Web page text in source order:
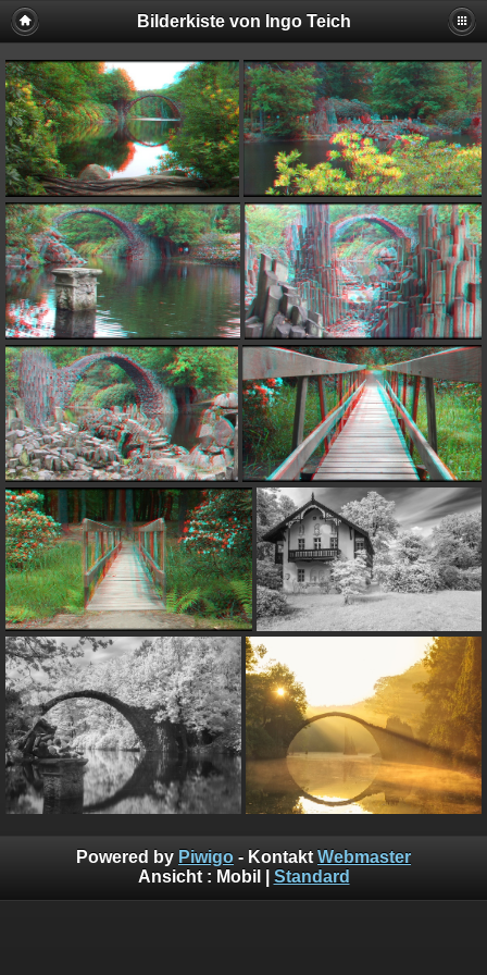
Bilderkiste von Ingo Teich
Powered by Piwigo - Kontakt Webmaster
Ansicht : Mobil Standard